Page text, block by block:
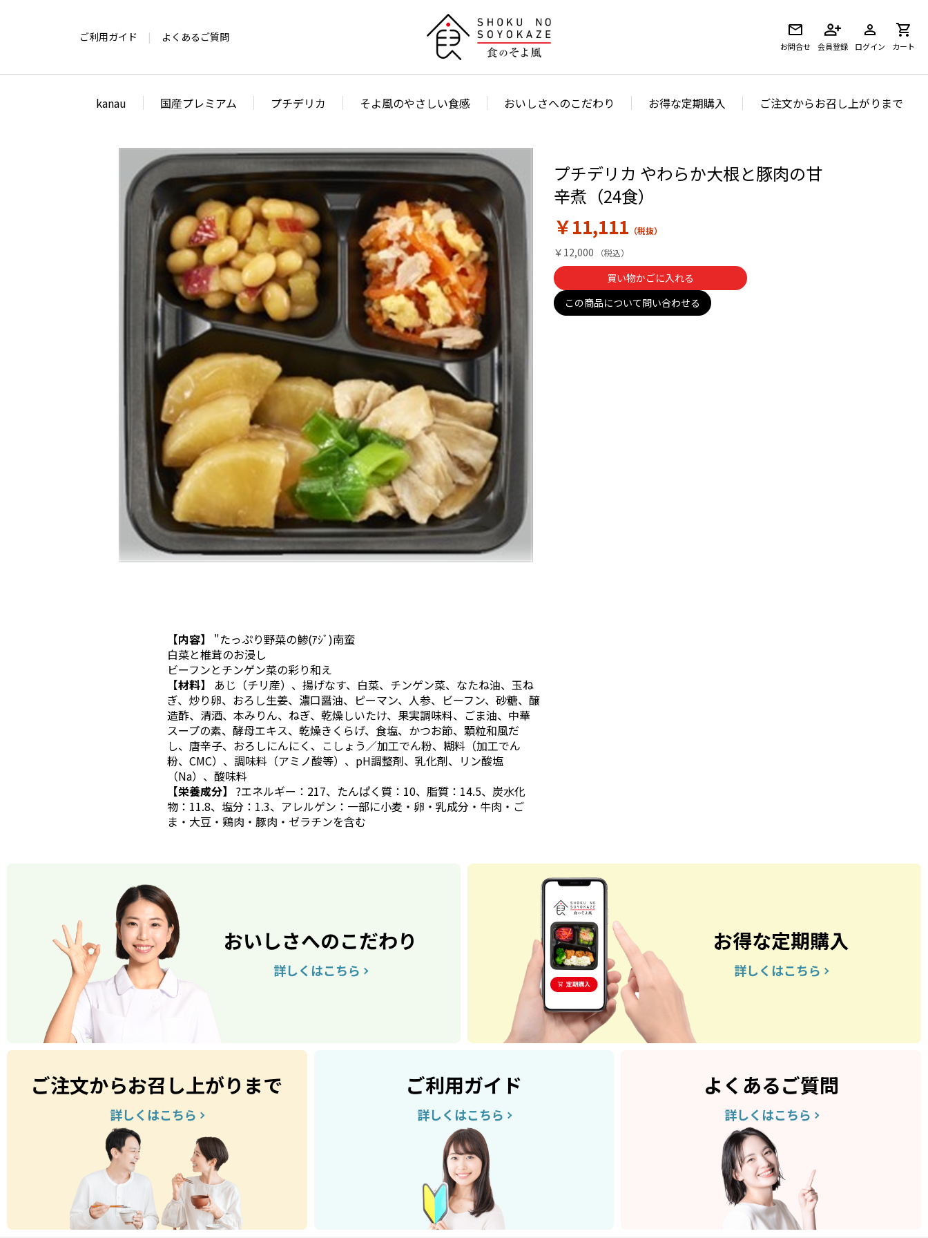
ご利用ガイド よくあるご質問
お問合せ 会員登録 ログイン カート
kanau 国産プレミアム プチデリカ そよ風のやさしい食感 おいしさへのこだわり お得な定期購入 ご注文からお召し上がりまで
【内容】
"たっぷり野菜の鯵(ｱｼﾞ)南蛮
白菜と椎茸のお浸し
ビーフンとチンゲン菜の彩り和え
【材料】
あじ（チリ産）、揚げなす、白菜、チンゲン菜、なたね油、玉ね
ぎ、炒り卵、おろし生姜、濃口醤油、ピーマン、人参、ビーフン、砂糖、醸
造酢、清酒、本みりん、ねぎ、乾燥しいたけ、果実調味料、ごま油、中華
スープの素、酵母エキス、乾燥きくらげ、食塩、かつお節、顆粒和風だ
し、唐辛子、おろしにんにく、こしょう／加工でん粉、糊料（加工でん
粉、CMC）、調味料（アミノ酸等）、pH調整剤、乳化剤、リン酸塩
（Na）、酸味料
【栄養成分】 ?エネルギー：217、たんぱく質：10、脂質：14.5、炭水化
物：11.8、塩分：1.3、アレルゲン：一部に小麦・卵・乳成分・牛肉・ご
ま・大豆・鶏肉・豚肉・ゼラチンを含む
プチデリカ やわらか大根と豚肉の甘
辛煮（24食）
￥12,000
￥11,111
買い物かごに入れる
この商品について問い合わせる
おいしさへのこだわり
詳しくはこちら
お得な定期購入
詳しくはこちら
ご注文からお召し上がりまで
詳しくはこちら
ご利用ガイド
詳しくはこちら
よくあるご質問
詳しくはこちら